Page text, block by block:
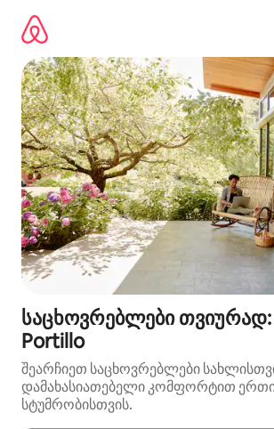
გადასვლა
საცხოვრებლები
Portillo
შეარჩიეთ საცხოვრებლები
დამახასიათებელი კომფორტით ერთი
სტუმრობისთვის.